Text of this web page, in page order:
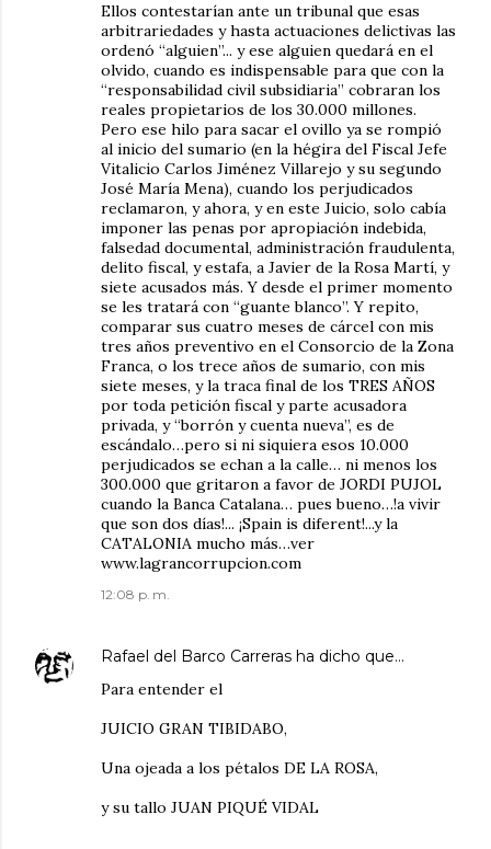
Ellos contestarían ante un tribunal que esas
arbitrariedades y hasta actuaciones delictivas las
ordenó “alguien”... y ese alguien quedará en el
olvido, cuando es indispensable para que con la
“responsabilidad civil subsidiaria” cobraran los
reales propietarios de los 30.000 millones.
Pero ese hilo para sacar el ovillo ya se rompió
al inicio del sumario (en la hégira del Fiscal Jefe
Vitalicio Carlos Jiménez Villarejo y su segundo
José María Mena), cuando los perjudicados
reclamaron, y ahora, y en este Juicio, solo cabía
imponer las penas por apropiación indebida,
falsedad documental, administración fraudulenta,
delito fiscal, y estafa, a Javier de la Rosa Martí, y
siete acusados más. Y desde el primer momento
se les tratará con “guante blanco”. Y repito,
comparar sus cuatro meses de cárcel con mis
tres años preventivo en el Consorcio de la Zona
Franca, o los trece años de sumario, con mis
siete meses, y la traca final de los TRES AÑOS
por toda petición fiscal y parte acusadora
privada, y “borrón y cuenta nueva”, es de
escándalo…pero si ni siquiera esos 10.000
perjudicados se echan a la calle… ni menos los
300.000 que gritaron a favor de JORDI PUJOL
cuando la Banca Catalana… pues bueno…!a vivir
que son dos días!... ¡Spain is diferent!...y la
CATALONIA mucho más…ver
www.lagrancorrupcion.com
12:08 p. m.
Rafael del Barco Carreras ha dicho que…
Para entender el
JUICIO GRAN TIBIDABO,
Una ojeada a los pétalos DE LA ROSA,
y su tallo JUAN PIQUÉ VIDAL